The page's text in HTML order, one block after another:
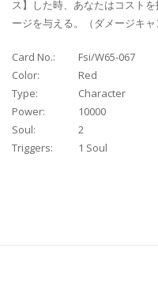
ス】した時、あなたはコスト
ージを与える。（ダメージキャ
Card No.: Fsi/W65-067
Color:
Red
Type:
Character
Power:
10000
Soul:
2
Triggers:
1 Soul